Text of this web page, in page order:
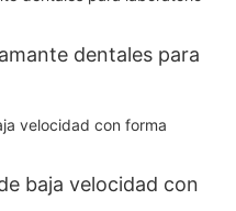
dentales para
baja velocidad con